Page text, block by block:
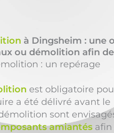
à Dingsheim : une
ou démolition afin
: un repérage
est obligatoire
a été délivré avant le
sont
amiantés afin